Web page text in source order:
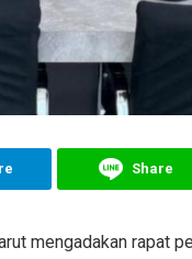
Share
mengadakan rapat